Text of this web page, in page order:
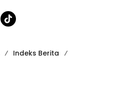
Indeks Berita